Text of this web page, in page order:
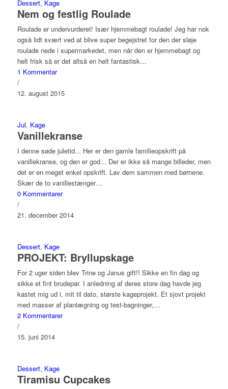
Dessert, Kage
Nem og festlig Roulade
Roulade er undervurderet! Især hjemmebagt roulade! Jeg har nok
også lidt svært ved at blive super begejstret for den der sløje
roulade nede i supermarkedet, men når den er hjemmebagt og
helt frisk så er det altså en helt fantastisk…
1 Kommentar
/
12. august 2015
Jul, Kage
Vanillekranse
I denne søde juletid... Her er den gamle familieopskrift på
vanillekranse, og den er god... Der er ikke så mange billeder, men
det er en meget enkel opskrift. Lav dem sammen med børnene.
Skær de to vanillestænger…
0 Kommentarer
/
21. december 2014
Dessert, Kage
PROJEKT: Bryllupskage
For 2 uger siden blev Trine og Janus gift!! Sikke en fin dag og
sikke et fint brudepar. I anledning af deres store dag havde jeg
kastet mig ud i, mit til dato, største kageprojekt. Et sjovt projekt
med masser af planlægning og test-bagninger,…
2 Kommentarer
/
15. juni 2014
Dessert, Kage
Tiramisu Cupcakes